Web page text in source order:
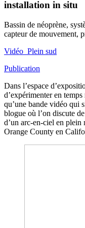
installation in situ
Bassin de néoprène,
capteur de mouvement,
Vidéo_Plein sud
Publication
Dans l’espace
d’expérimenter en
qu’une bande vidéo qui
blogue où l’on discute
d’un arc-en-ciel en plein
Orange County en